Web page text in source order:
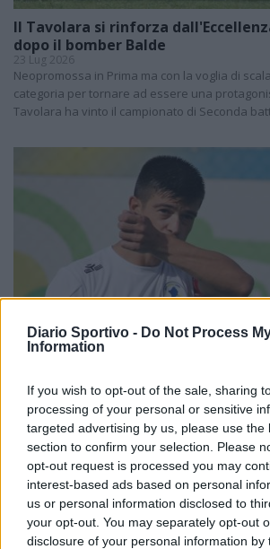
Diario Sportivo - Do Not Process
Information
If you wish to opt-out of the sale, sharing
processing of your personal or sensitive
targeted advertising by us, please use the
section to confirm your selection. Please
opt-out request is processed you may
interest-based ads based on personal
us or personal information disclosed to
your opt-out. You may separately opt-out
disclosure of your personal information by
Il Tavolara si rinforza
dopo il bomber Balde
23 Lug 2026
Neopromossa in Prima ma con la voglia di
categoria per tornare ad essere una
Tavolara ha vinto il campionato di Seconda
Il Tertenia fa un gran colpo e
Floris dopo 15 anni di serie D
22 Lug 2026
Sarà una delle favorite per il salto in
acquisti del Tertenia è senz'altro faraonica per
colpo degli ogliastrini fa rumore perché a